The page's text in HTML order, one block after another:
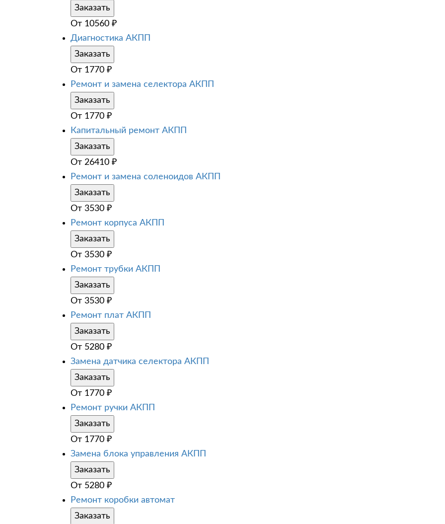
Заказать
От 10560 ₽
Диагностика АКПП
Заказать
От 1770 ₽
Ремонт и замена селектора АКПП
Заказать
От 1770 ₽
Капитальный ремонт АКПП
Заказать
От 26410 ₽
Ремонт и замена соленоидов АКПП
Заказать
От 3530 ₽
Ремонт корпуса АКПП
Заказать
От 3530 ₽
Ремонт трубки АКПП
Заказать
От 3530 ₽
Ремонт плат АКПП
Заказать
От 5280 ₽
Замена датчика селектора АКПП
Заказать
От 1770 ₽
Ремонт ручки АКПП
Заказать
От 1770 ₽
Замена блока управления АКПП
Заказать
От 5280 ₽
Ремонт коробки автомат
Заказать